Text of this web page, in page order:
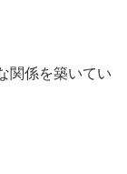
関係を築いてい